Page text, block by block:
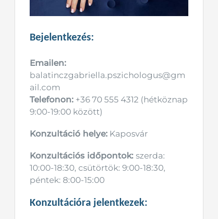
Bejelentkezés:
Emailen:
balatinczgabriella.pszichologus@gm
ail.com
Telefonon:+36 70 555 4312 (hétköznap
9:00-19:00 között)
Konzultáció helye:Kaposvár
Konzultációs időpontok: szerda:
10:00-18:30, csütörtök: 9:00-18:30,
péntek: 8:00-15:00
Konzultációra jelentkezek: